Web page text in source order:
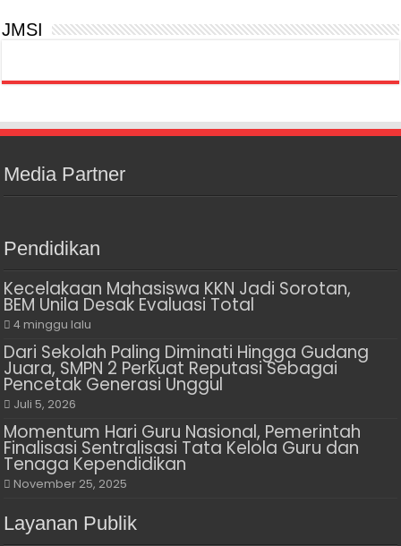
JMSI
Media Partner
Pendidikan
Kecelakaan Mahasiswa KKN Jadi Sorotan,
BEM Unila Desak Evaluasi Total
4 minggu lalu
Dari Sekolah Paling Diminati Hingga Gudang
Juara, SMPN 2 Perkuat Reputasi Sebagai
Pencetak Generasi Unggul
Juli 5, 2026
Momentum Hari Guru Nasional, Pemerintah
Finalisasi Sentralisasi Tata Kelola Guru dan
Tenaga Kependidikan
November 25, 2025
Layanan Publik